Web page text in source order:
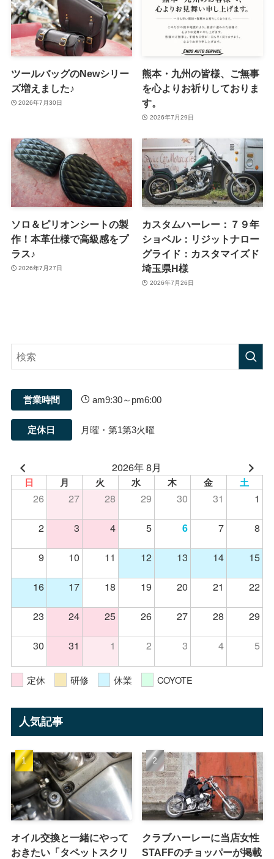
ツールバッグのNewシリー
ズ増えました♪
2026年7月30日
熊本・九州の皆様、ご無事
を心よりお祈りしておりま
す。
2026年7月29日
ソロ＆ピリオンシートの製
作！本革仕様で高級感をプ
ラス♪
2026年7月27日
カスタムハーレー：７９年
ショベル：リジットナロー
グライド：カスタマイズド
埼玉県H様
2026年7月26日
営業時間 am9:30～pm6:00
定休日 月曜・第1第3火曜
2026年 8月
日 月 火 水 木 金 土
26 27 28 29 30 31
1
2
3 4 5 6 7
8
9
10 11 12 13 14
15
16
17 18 19 20 21
22
23
24 25 26 27 28
29
30
31 1 2 3 4 5
定休 研修 休業 COYOTE
人気記事
オイル交換と一緒にやって
おきたい「タペットスクリ
クラブハーレーに当店女性
STAFFのチョッパーが掲載